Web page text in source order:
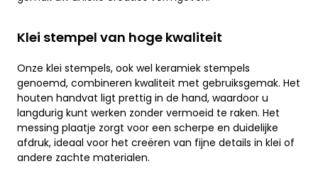
Klei stempel van hoge kwaliteit
Onze klei stempels, ook wel keramiek stempels
genoemd, combineren kwaliteit met gebruiksgemak. Het
houten handvat ligt prettig in de hand, waardoor u
langdurig kunt werken zonder vermoeid te raken. Het
messing plaatje zorgt voor een scherpe en duidelijke
afdruk, ideaal voor het creëren van fijne details in klei of
andere zachte materialen.